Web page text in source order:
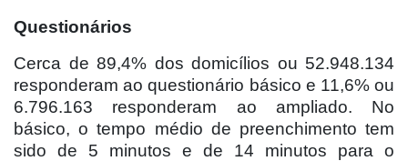
Questionários
Cerca de 89,4% dos domicílios ou 52.948.134
responderam ao questionário básico e 11,6% ou
6.796.163 responderam ao ampliado. No
básico, o tempo médio de preenchimento tem
sido de 5 minutos e de 14 minutos para o